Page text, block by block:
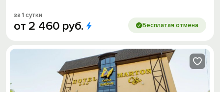
за 1 сутки
от 2 460 руб. Бесплатая отмена